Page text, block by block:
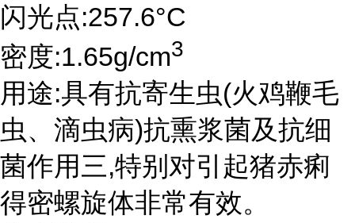
闪光点:257.6°C
密度:1.65g/cm3
用途:具有抗寄生虫(火鸡鞭毛
虫、滴虫病)抗熏浆菌及抗细
菌作用三,特别对引起猪赤痢
得密螺旋体非常有效。